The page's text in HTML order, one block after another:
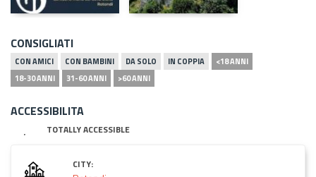
CONSIGLIATI
CON AMICI CON BAMBINI DA SOLO IN COPPIA
<18 ANNI
18-30 ANNI
31-60 ANNI >60 ANNI
ACCESSIBILITA
TOTALLY ACCESSIBLE
CITY: